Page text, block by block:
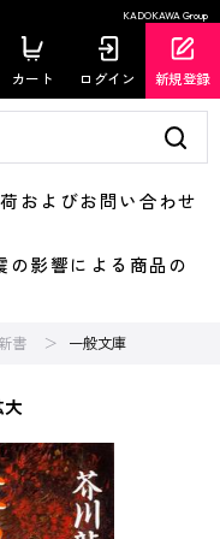
KADOKAWA Group
カート ログイン 新規登録
よびお問い合わせ
影響による商品の
書 一般文庫